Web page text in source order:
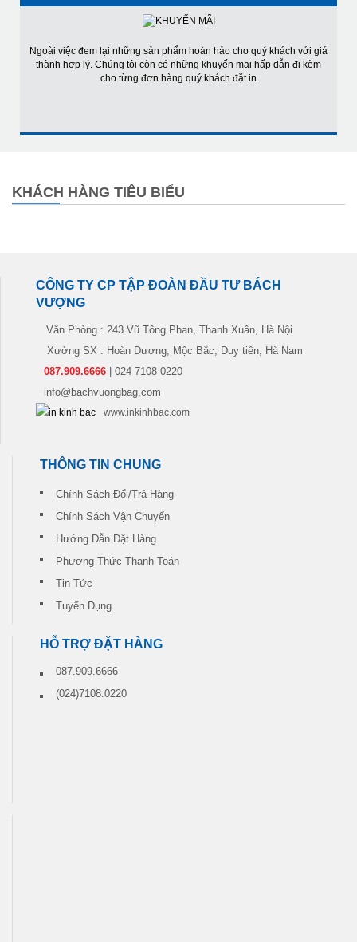
Ngoài việc đem lại những sản phẩm hoàn hảo cho quý khách với giá
thành hợp lý. Chúng tôi còn có những khuyến mại hấp dẫn đi kèm
cho từng đơn hàng quý khách đặt in
KHÁCH HÀNG TIÊU BIỂU
CÔNG TY CP TẬP ĐOÀN ĐẦU TƯ BÁCH
VƯỢNG
Văn Phòng : 243 Vũ Tông Phan, Thanh Xuân, Hà Nội
Xưởng SX : Hoàn Dương, Mộc Bắc, Duy tiên, Hà Nam
087.909.6666 | 024 7108 0220
info@bachvuongbag.com
www.inkinhbac.com
THÔNG TIN CHUNG
Chính Sách Đổi/Trả Hàng
Chính Sách Vận Chuyển
Hướng Dẫn Đặt Hàng
Phương Thức Thanh Toán
Tin Tức
Tuyển Dụng
HỖ TRỢ ĐẶT HÀNG
087.909.6666
(024)7108.0220